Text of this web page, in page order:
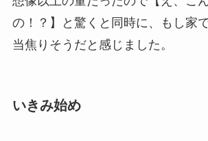
の！？】と驚くと同時に、もし家
当焦りそうだと感じました。
いきみ始め